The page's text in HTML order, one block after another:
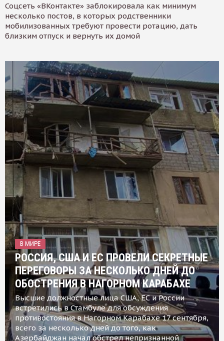
Соцсеть «ВКонтакте» заблокировала как минимум
несколько постов, в которых родственники
мобилизованных требуют провести ротацию, дать
близким отпуск и вернуть их домой
В МИРЕ
РОССИЯ, США И ЕС ПРОВЕЛИ СЕКРЕТНЫЕ
ПЕРЕГОВОРЫ ЗА НЕСКОЛЬКО ДНЕЙ ДО
ОБОСТРЕНИЯ В НАГОРНОМ КАРАБАХЕ
Высшие должностные лица США, ЕС и России
встретились в Стамбуле для обсуждения
противостояния в Нагорном Карабахе 17 сентября,
всего за несколько дней до того, как
Азербайджан начал обстрел непризнанной